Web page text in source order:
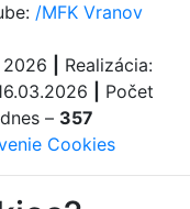
/MFK Vranov
Realizácia:
Počet
– 357
Cookies